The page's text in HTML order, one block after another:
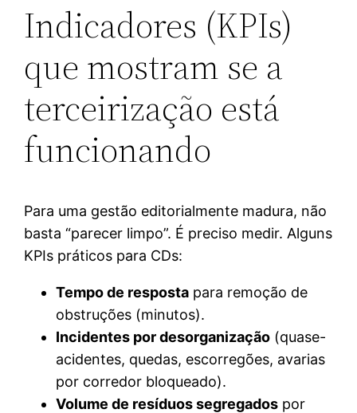
Indicadores (KPIs)
que mostram se a
terceirização está
funcionando
Para uma gestão editorialmente madura, não
basta “parecer limpo”. É preciso medir. Alguns
KPIs práticos para CDs:
Tempo de resposta para remoção de
obstruções (minutos).
Incidentes por desorganização (quase-
acidentes, quedas, escorregões, avarias
por corredor bloqueado).
Volume de resíduos segregados por